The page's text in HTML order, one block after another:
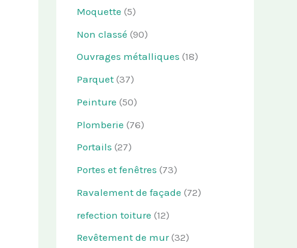
Moquette (5)
Non classé (90)
Ouvrages métalliques (18)
Parquet (37)
Peinture (50)
Plomberie (76)
Portails (27)
Portes et fenêtres (73)
Ravalement de façade (72)
refection toiture (12)
Revêtement de mur(32)